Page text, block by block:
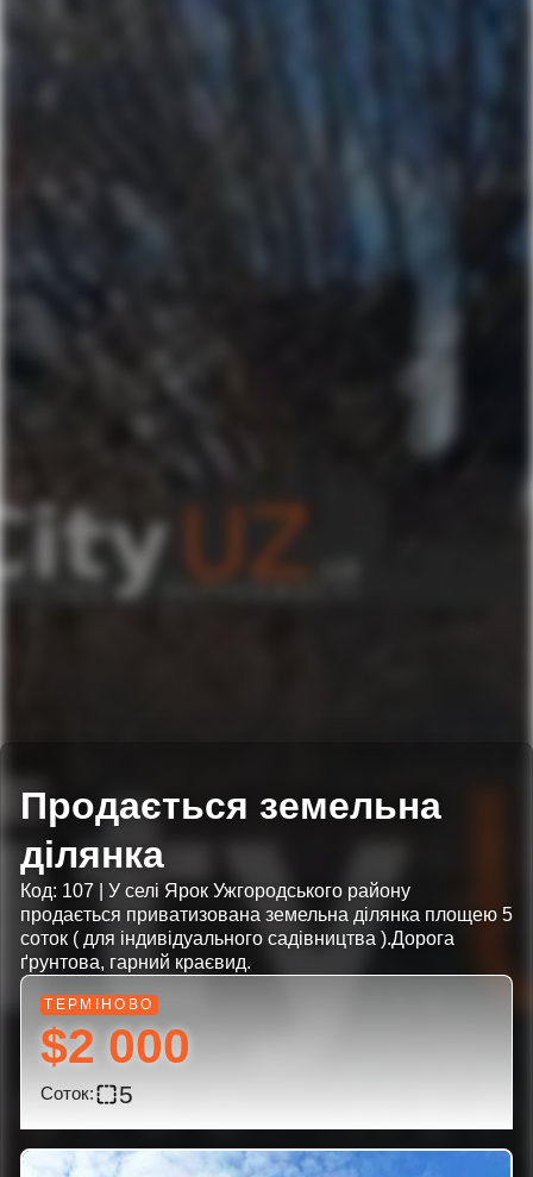
Продається земельна
ділянка
Код: 107 | У селі Ярок Ужгородського району
продається приватизована земельна ділянка площею 5
соток ( для індивідуального садівництва ).Дорога
ґрунтова, гарний краєвид.
$2 000
5